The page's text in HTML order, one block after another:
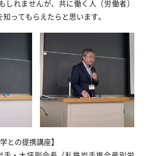
しれませんが、共に働く人（労働者）
ってもらえたらと思います。
との提携講座】